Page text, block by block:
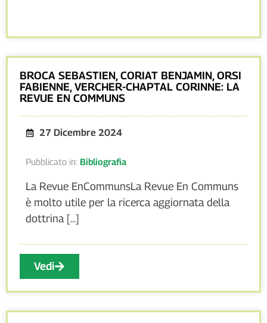
BROCA SEBASTIEN, CORIAT BENJAMIN, ORSI
FABIENNE, VERCHER-CHAPTAL CORINNE: LA
REVUE EN COMMUNS
27 Dicembre 2024
Pubblicato in: Bibliografia
La Revue EnCommunsLa Revue En Communs
è molto utile per la ricerca aggiornata della
dottrina [...]
Vedi